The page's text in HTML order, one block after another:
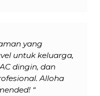
yang
untuk keluarga,
dingin, dan
Alloha
“